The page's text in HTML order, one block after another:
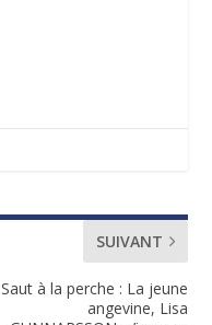
SUIVANT
Saut à la perche : La jeune
angevine, Lisa